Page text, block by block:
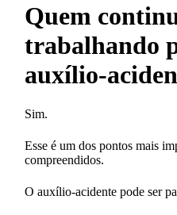
Quem
trabalhando
auxílio-
Sim.
Esse é um dos pontos mais
compreendidos.
O auxílio-acidente pode ser